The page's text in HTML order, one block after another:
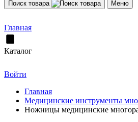
Поиск товара Меню
Главная
Каталог
Войти
Главная
Медицинские инструменты
Ножницы медицинские